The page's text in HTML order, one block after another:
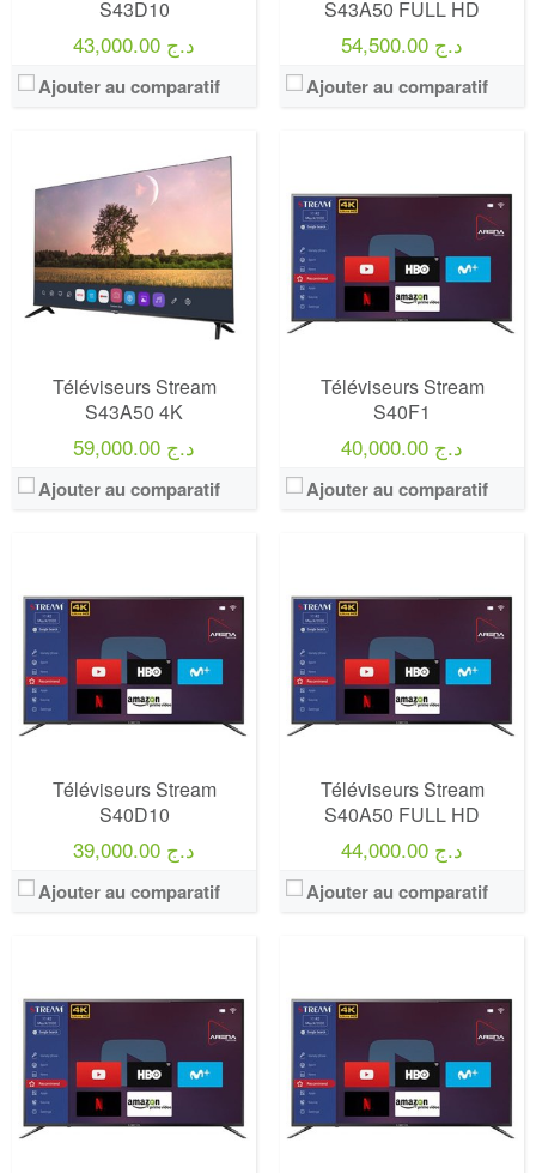
S43D10
43,000.00 د.ج
Ajouter au comparatif
S43A50 FULL HD
54,500.00 د.ج
Ajouter au comparatif
Téléviseurs Stream
S43A50 4K
59,000.00 د.ج
Ajouter au comparatif
Téléviseurs Stream
S40F1
40,000.00 د.ج
Ajouter au comparatif
Téléviseurs Stream
S40D10
39,000.00 د.ج
Ajouter au comparatif
Marque:LG
75000
Définition:UHD TV
View Details →
Téléviseurs Stream
S40A50 FULL HD
44,000.00 د.ج
Ajouter au comparatif
Prix:75000
Définition:UHD TV
View Details →
Prix:75000
Définition:UHD TV
View Details →
Prix:75000
Définition:UHD TV
View Details →
Prix:75000
Définition:UHD TV
View Details →
Prix:75000
Définition:UHD TV
View Details →